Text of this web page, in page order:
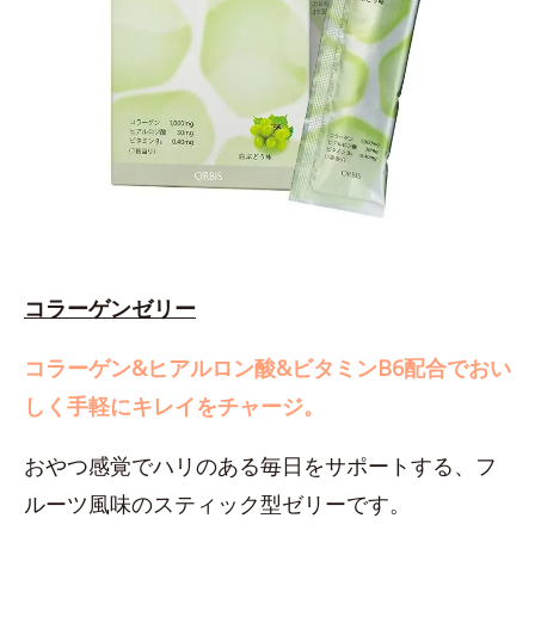
コラーゲンゼリー
コラーゲン&ヒアルロン酸&ビタミンB6配合でおい
しく手軽にキレイをチャージ。
おやつ感覚でハリのある毎日をサポートする、フ
ルーツ風味のスティック型ゼリーです。